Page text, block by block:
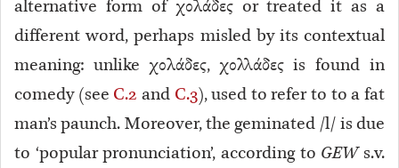
alternative form of χολάδες or treated it as a
different word, perhaps misled by its contextual
meaning: unlike χολάδες, χολλάδες is found in
comedy(see C.2 and C.3), used to refer to to a fat
man’s paunch. Moreover, the geminated /l/ is due
to ‘popular pronunciation’, according to GEWs.v.